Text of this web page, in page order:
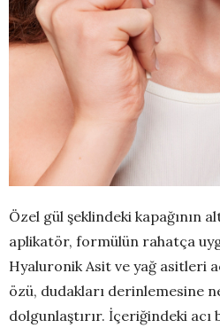
Özel gül şeklindeki kapağının
aplikatör, formülün rahatça
Hyaluronik Asit ve yağ asitleri
özü, dudakları derinlemesine
dolgunlaştırır. İçeriğindeki acı